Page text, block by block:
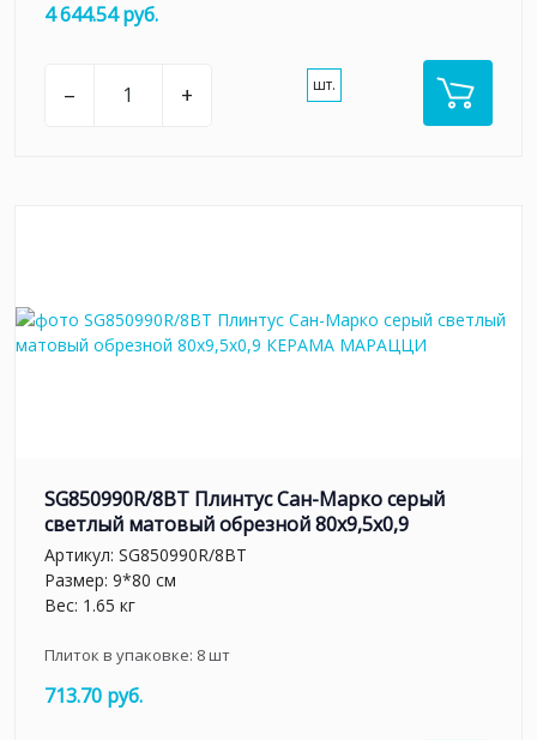
4 644.54 руб.
– + шт.
SG850990R/8BT Плинтус Сан-Марко серый
светлый матовый обрезной 80x9,5x0,9
Артикул: SG850990R/8BT
Размер: 9*80 см
Вес: 1.65 кг
Плиток в упаковке: 8шт
713.70 руб.